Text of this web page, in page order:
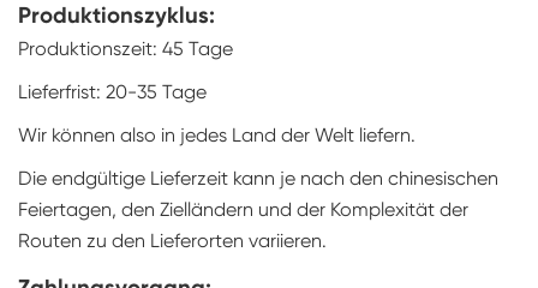
Produktionszyklus:
Produktionszeit: 45 Tage
Lieferfrist: 20-35 Tage
Wir können also in jedes Land der Welt liefern.
Die endgültige Lieferzeit kann je nach den chinesischen
Feiertagen, den Zielländern und der Komplexität der
Routen zu den Lieferorten variieren.